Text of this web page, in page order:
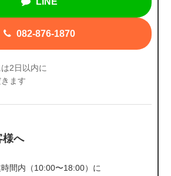
082-876-1870
2日以内に
ます
様へ
間内（10:00〜18:00）に